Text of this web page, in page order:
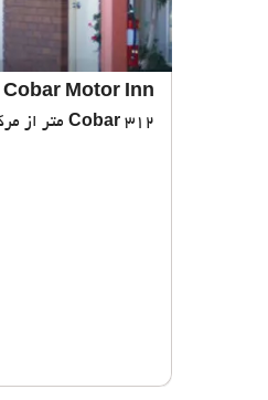
Cobar Motor Inn
Cobar 312 متر از مرکز شهر